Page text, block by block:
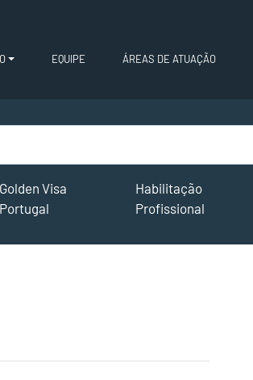
EQUIPE ÁREAS DE ATUAÇÃO
Golden Visa
Portugal
Habilitação
Profissional